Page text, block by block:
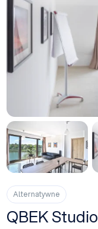
Alternatywne
QBEK Studio